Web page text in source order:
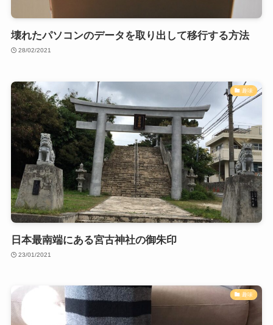
壊れたパソコンのデータを取り出して移行する方法
28/02/2021
趣味
日本最南端にある宮古神社の御朱印
23/01/2021
趣味